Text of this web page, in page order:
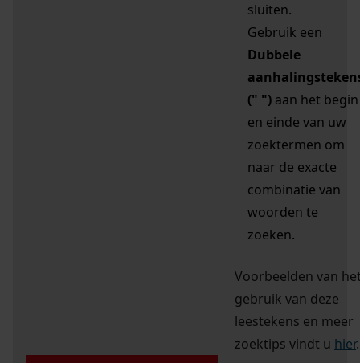
sluiten.
Gebruik een
Dubbele
(" ") aan het begin
en einde van uw
zoektermen om
naar de exacte
combinatie van
woorden te
zoeken.
Voorbeelden van
gebruik van deze
leestekens en meer
zoektips vindt u hier.